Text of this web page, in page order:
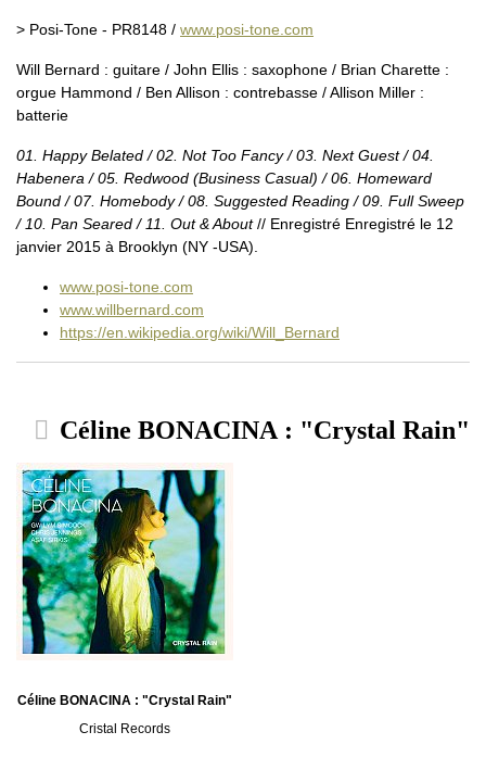
> Posi-Tone - PR8148 / www.posi-tone.com
Will Bernard : guitare / John Ellis : saxophone / Brian Charette :
orgue Hammond / Ben Allison : contrebasse / Allison Miller :
batterie
01. Happy Belated / 02. Not Too Fancy / 03. Next Guest / 04.
Habenera / 05. Redwood (Business Casual) / 06. Homeward
Bound / 07. Homebody / 08. Suggested Reading / 09. Full Sweep
/ 10. Pan Seared / 11. Out & About// Enregistré Enregistré le 12
janvier 2015 à Brooklyn (NY -USA).
www.posi-tone.com
www.willbernard.com
https://en.wikipedia.org/wiki/Will_Bernard
Céline BONACINA : "Crystal Rain"
Céline BONACINA : "Crystal Rain"
Cristal Records